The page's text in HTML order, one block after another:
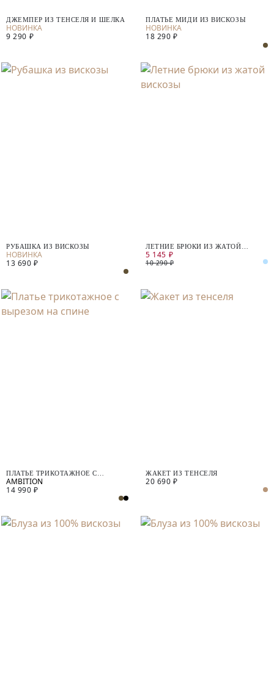
ДЖЕМПЕР ИЗ ТЕНСЕЛЯ И ШЕЛКА
9 290 ₽
ПЛАТЬЕ МИДИ ИЗ ВИСКОЗЫ
18 290 ₽
РУБАШКА ИЗ ВИСКОЗЫ
13 690 ₽
ЛЕТНИЕ БРЮКИ ИЗ ЖАТОЙ
ВИСКОЗЫ
5 145 ₽
10 290 ₽
ПЛАТЬЕ ТРИКОТАЖНОЕ С
ВЫРЕЗОМ НА СПИНЕ
14 990 ₽
ЖАКЕТ ИЗ ТЕНСЕЛЯ
20 690 ₽